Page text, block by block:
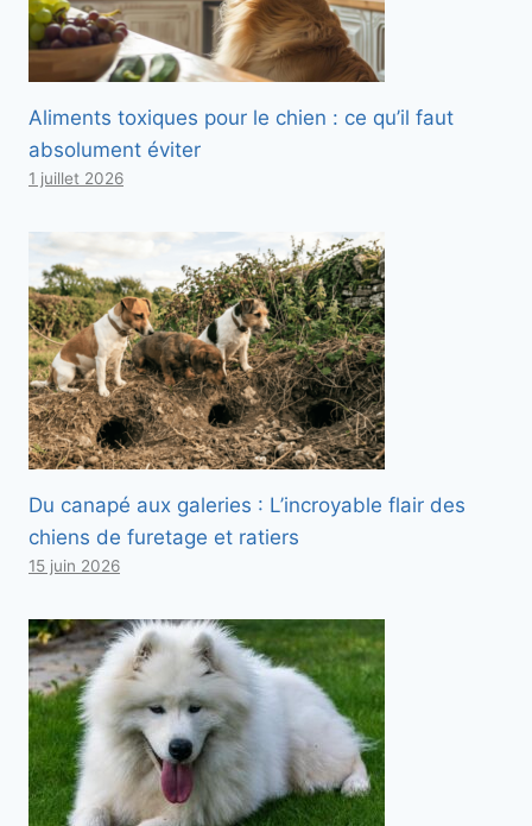
Aliments toxiques pour le chien : ce qu’il faut
absolument éviter
1 juillet 2026
Du canapé aux galeries : L’incroyable flair des
chiens de furetage et ratiers
15 juin 2026